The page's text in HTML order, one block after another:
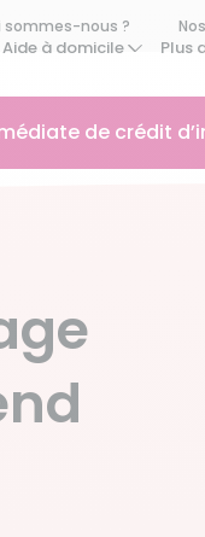
sommes-nous ?
Aide à domicile Plus
de crédit